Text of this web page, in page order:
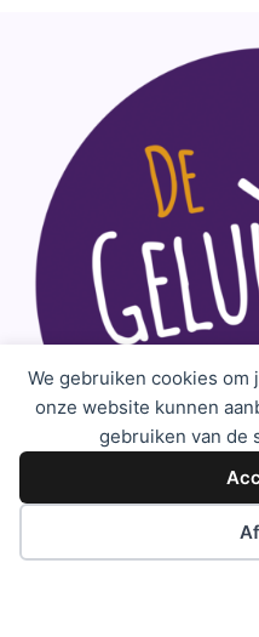
We gebruiken cookies
onze website kunnen
gebruiken van de
Wij coachen professionals